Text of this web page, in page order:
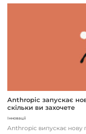
Anthropic запускає
скільки ви захочете
Інновації
Anthropic випускає нову